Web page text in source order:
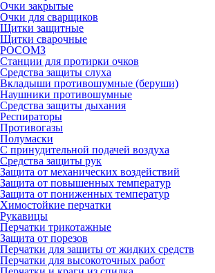
Очки закрытые
Очки для сварщиков
Щитки защитные
Щитки сварочные
РОСОМЗ
Станции для протирки очков
Средства защиты слуха
Вкладыши противошумные (беруши)
Наушники противошумные
Средства защиты дыхания
Респираторы
Противогазы
Полумаски
С принудительной подачей воздуха
Средства защиты рук
Защита от механических воздействий
Защита от повышенных температур
Защита от пониженных температур
Химостойкие перчатки
Рукавицы
Перчатки трикотажные
Защита от порезов
Перчатки для защиты от жидких средств
Перчатки для высокоточных работ